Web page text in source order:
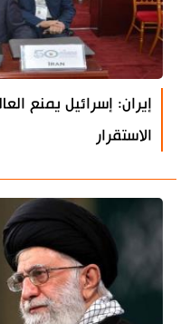
إيران: إسرائيل يمنع
الاستقرار